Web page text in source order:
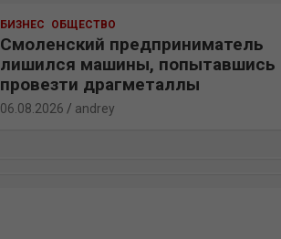
БИЗНЕС ОБЩЕСТВО
Смоленский предприниматель
лишился машины, попытавшись
провезти драгметаллы
06.08.2026 andrey